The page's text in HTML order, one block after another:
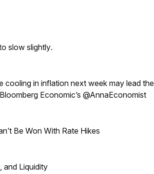
slow slightly.
cooling in inflation next week may lead the
Economic’s @AnnaEconomist
Be Won With Rate Hikes
and Liquidity